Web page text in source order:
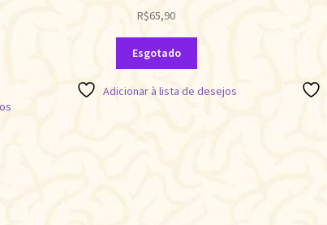
R$65,90
Esgotado
Adicionar à lista de desejos